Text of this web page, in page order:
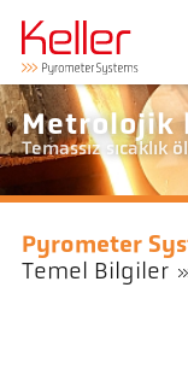
Metrolojik
Temassız sıcaklık
Pyrometer
Temel Bilgiler